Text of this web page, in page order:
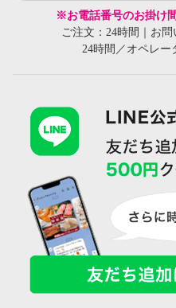
※お電話番号のお掛け
ご注文：24時間｜お
24時間／オペレー